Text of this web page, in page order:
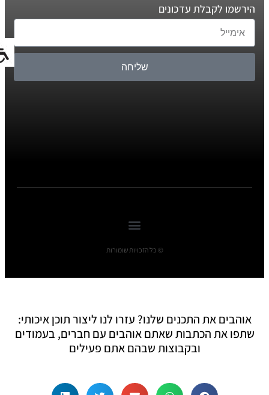
הירשמו לקבלת עדכונים
שליחה
© כל הזכויות שומורות
אוהבים את התכנים שלנו? עזרו לנו ליצור תוכן איכותי:
שתפו את הכתבות שאתם אוהבים עם חברים, בעמודים
ובקבוצות שבהם אתם פעילים